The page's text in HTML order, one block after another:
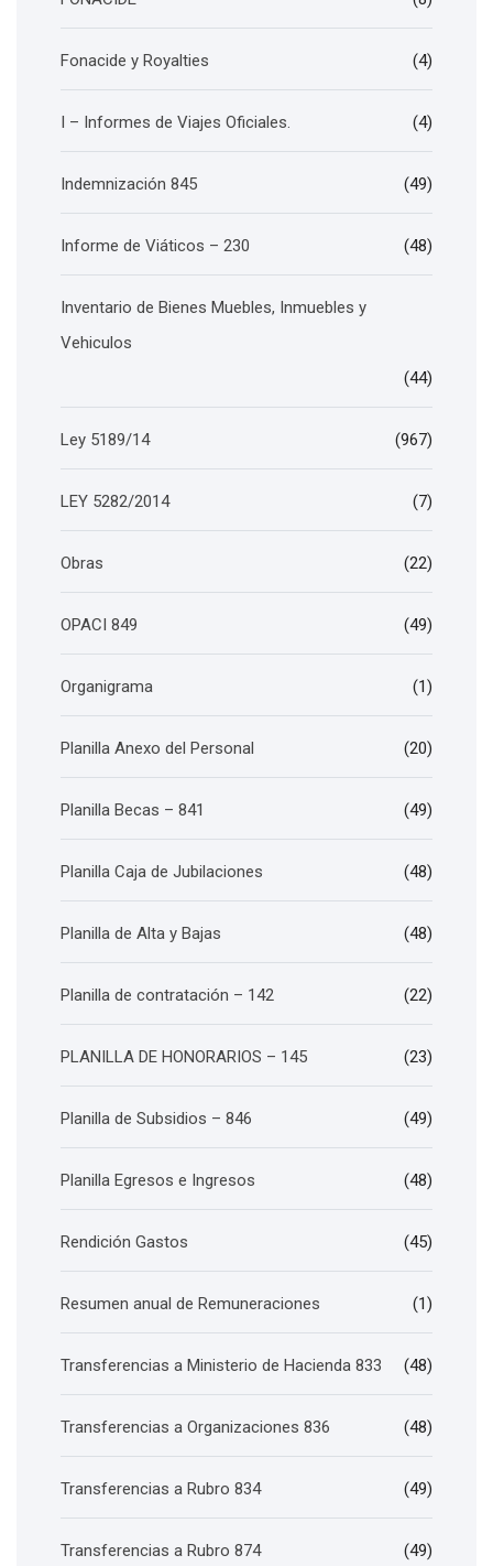
Fonacide y Royalties (4)
I – Informes de Viajes Oficiales. (4)
Indemnización 845 (49)
Informe de Viáticos – 230 (48)
Inventario de Bienes Muebles, Inmuebles y
Vehiculos
(44)
Ley 5189/14 (967)
LEY 5282/2014 (7)
Obras (22)
OPACI 849 (49)
Organigrama (1)
Planilla Anexo del Personal (20)
Planilla Becas – 841 (49)
Planilla Caja de Jubilaciones (48)
Planilla de Alta y Bajas (48)
Planilla de contratación – 142 (22)
PLANILLA DE HONORARIOS – 145 (23)
Planilla de Subsidios – 846 (49)
Planilla Egresos e Ingresos (48)
Rendición Gastos (45)
Resumen anual de Remuneraciones (1)
Transferencias a Ministerio de Hacienda 833 (48)
Transferencias a Organizaciones 836 (48)
Transferencias a Rubro 834 (49)
Transferencias a Rubro 874 (49)